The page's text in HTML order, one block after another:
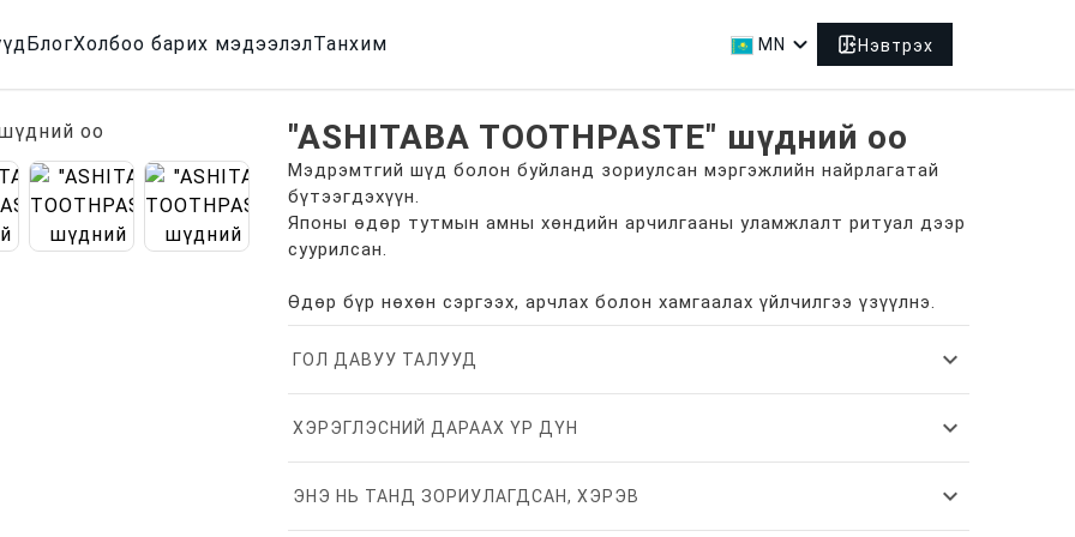
БлогХолбоо барих мэдээлэлТанхим MN expand_more Нэвтрэх
"ASHITABA TOOTHPASTE" шүдний оо
Мэдрэмтгий шүд болон буйланд зориулсан мэргэжлийн найрлагатай
бүтээгдэхүүн.
Японы өдөр тутмын амны хөндийн арчилгааны уламжлалт ритуал дээр
суурилсан.
Өдөр бүр нөхөн сэргээх, арчлах болон хамгаалах үйлчилгээ үзүүлнэ.
ГОЛ ДАВУУ ТАЛУУД expand_more
ХЭРЭГЛЭСНИЙ ДАРААХ ҮР ДҮН expand_more
ЭНЭ НЬ ТАНД ЗОРИУЛАГДСАН, ХЭРЭВ expand_more